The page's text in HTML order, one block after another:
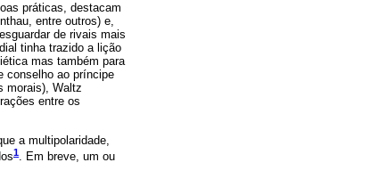
práticas, destacam
entre outros) e,
de rivais mais
tinha trazido a lição
mas também para
conselho ao príncipe
morais), Waltz
entre os
a multipolaridade,
1. Em breve, um ou